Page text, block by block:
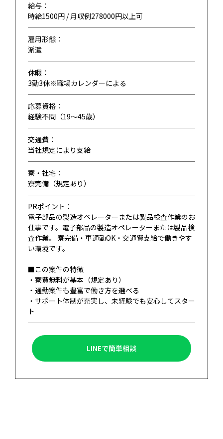
給与：
時給1500円 / 月収例278000円以上可
雇用形態：
派遣
休暇：
3勤3休※職場カレンダーによる
応募資格：
経験不問（19〜45歳）
交通費：
当社規定により支給
寮・社宅：
寮完備（規定あり）
PRポイント：
電子部品の製造オペレーターまたは製品検査作業のお
仕事です。電子部品の製造オペレーターまたは製品検
査作業。 寮完備・車通勤OK・交通費支給で働きやす
い環境です。
■この案件の特徴
・寮費無料が基本（規定あり）
・通勤案件も豊富で働き方を選べる
・サポート体制が充実し、未経験でも安心してスター
ト
LINEで簡単相談